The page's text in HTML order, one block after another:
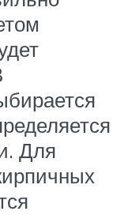
Для